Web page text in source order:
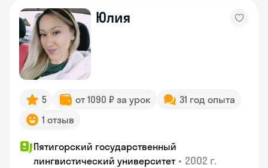
Юлия
5 от 1090 ₽ за урок
31 год опыта
1 отзыв
Пятигорский государственный
лингвистический университет • 2002 г.